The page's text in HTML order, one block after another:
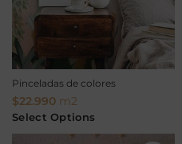
Pinceladas de colores
$22.990 m2
Select Options